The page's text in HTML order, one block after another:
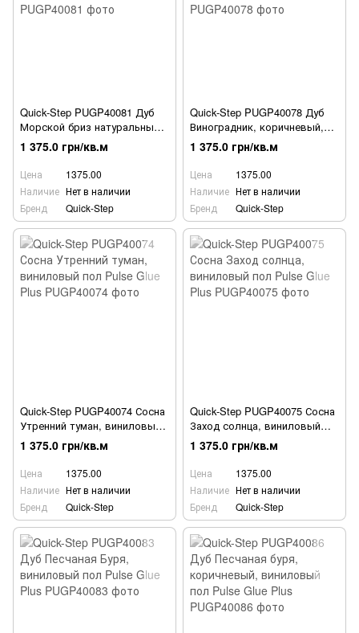
Quick-Step PUGP40081 Дуб
Морской бриз натуральный,
виниловый пол Pulse Glue
Plus
1 375.0 грн/кв.м
Цена
1375.00
Наличие Нет в наличии
Бренд
Quick-Step
Quick-Step PUGP40078 Дуб
Виноградник, коричневый,
виниловый пол Pulse Glue
Plus
1 375.0 грн/кв.м
Цена
1375.00
Наличие Нет в наличии
Бренд
Quick-Step
Quick-Step PUGP40074 Сосна
Утренний туман, виниловый
пол Pulse Glue Plus
1 375.0 грн/кв.м
Цена
1375.00
Наличие Нет в наличии
Бренд
Quick-Step
Quick-Step PUGP40075 Сосна
Заход солнца, виниловый
пол Pulse Glue Plus
1 375.0 грн/кв.м
Цена
1375.00
Наличие Нет в наличии
Бренд
Quick-Step